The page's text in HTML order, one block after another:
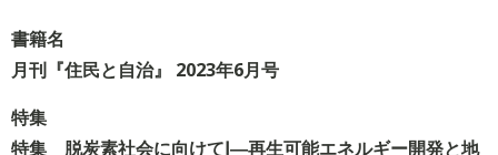
書籍名
月刊『住民と自治』 2023年6月号
特集
特集 脱炭素社会に向けてⅠ―再生可能エネルギー開発と地